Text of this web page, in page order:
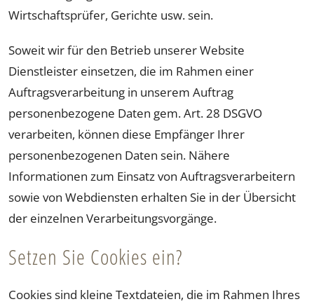
Wirtschaftsprüfer, Gerichte usw. sein.
Soweit wir für den Betrieb unserer Website
Dienstleister einsetzen, die im Rahmen einer
Auftragsverarbeitung in unserem Auftrag
personenbezogene Daten gem. Art. 28 DSGVO
verarbeiten, können diese Empfänger Ihrer
personenbezogenen Daten sein. Nähere
Informationen zum Einsatz von Auftragsverarbeitern
sowie von Webdiensten erhalten Sie in der Übersicht
der einzelnen Verarbeitungsvorgänge.
Setzen Sie Cookies ein?
Cookies sind kleine Textdateien, die im Rahmen Ihres